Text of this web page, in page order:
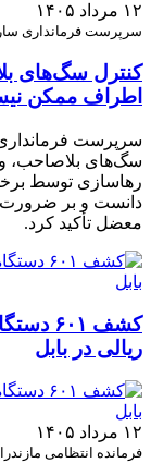
۱۲ مرداد ۱۴۰۵
سرپرست فرمانداری
کنترل سگ‌های
اطراف ممکن
سرپرست
سگ‌های بلاصاحب،
رهاسازی توسط
دانست و بر ضرورت
معضل تأکید کرد.
ریالی در بابل
۱۲ مرداد ۱۴۰۵
فرمانده انتظامی